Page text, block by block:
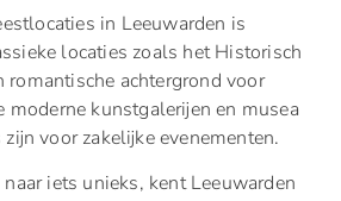
in Leeuwarden is
locaties zoals het Historisch
romantische achtergrond voor
kunstgalerijen en musea
voor zakelijke evenementen.
iets unieks, kent Leeuwarden